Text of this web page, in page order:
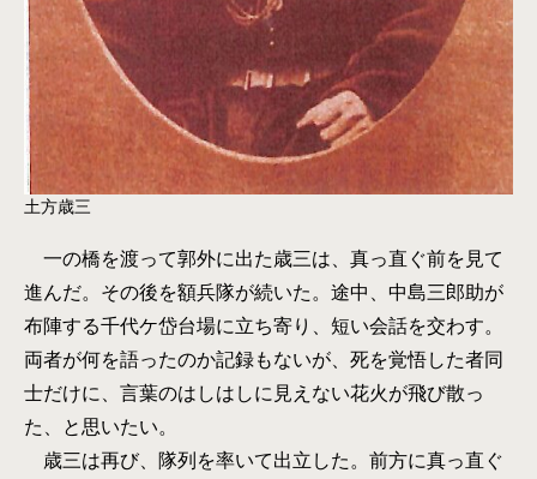
土方歳三
一の橋を渡って郭外に出た歳三は、真っ直ぐ前を見て
進んだ。その後を額兵隊が続いた。途中、中島三郎助が
布陣する千代ケ岱台場に立ち寄り、短い会話を交わす。
両者が何を語ったのか記録もないが、死を覚悟した者同
士だけに、言葉のはしはしに見えない花火が飛び散っ
た、と思いたい。
歳三は再び、隊列を率いて出立した。前方に真っ直ぐ